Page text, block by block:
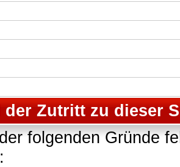
Zutritt zu dieser
folgenden Gründe